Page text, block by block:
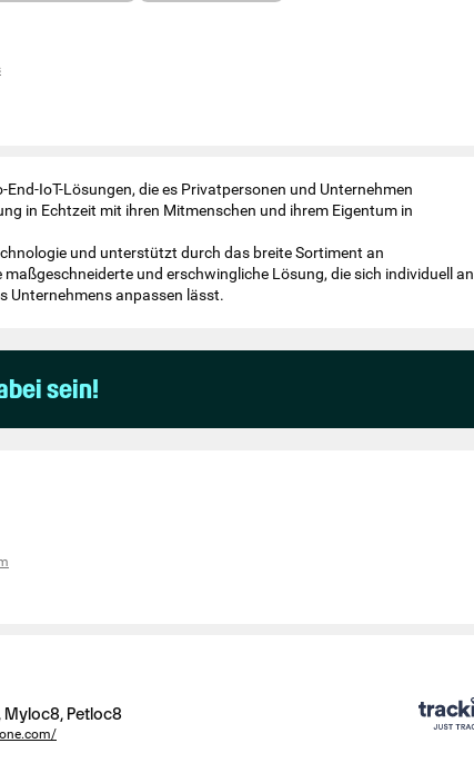
IoT-Lösungen, die es Privatpersonen und Unternehmen
in Echtzeit mit ihren Mitmenschen und ihrem Eigentum in
und unterstützt durch das breite Sortiment an
und erschwingliche Lösung, die sich individuell an
Unternehmens anpassen lässt.
sein!
Myloc8, Petloc8